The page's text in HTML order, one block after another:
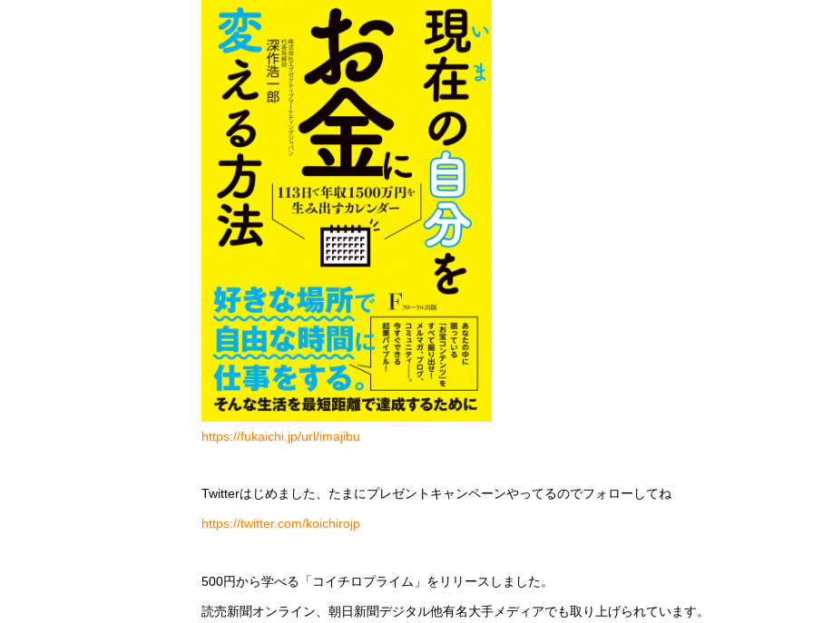
https://fukaichi.jp/url/imajibu
Twitterはじめました、たまにプレゼントキャンペーンやってるのでフォローしてね
https://twitter.com/koichirojp
500円から学べる「コイチロプライム」をリリースしました。
読売新聞オンライン、朝日新聞デジタル他有名大手メディアでも取り上げられています。